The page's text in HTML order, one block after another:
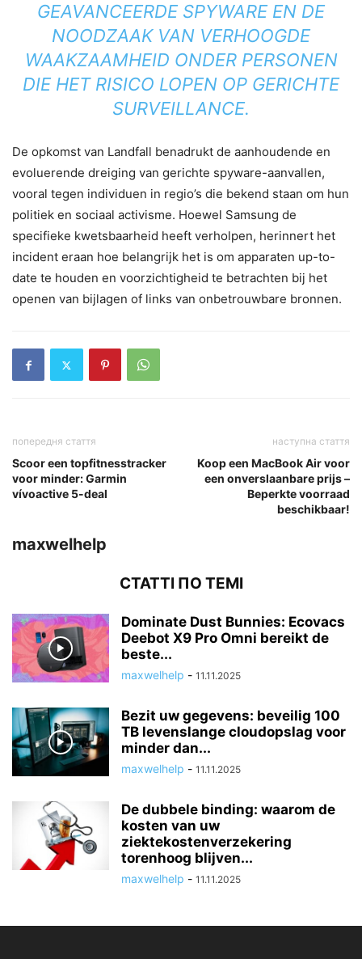
GEAVANCEERDE SPYWARE EN DE
NOODZAAK VAN VERHOOGDE
WAAKZAAMHEID ONDER PERSONEN
DIE HET RISICO LOPEN OP GERICHTE
SURVEILLANCE.
De opkomst van Landfall benadrukt de aanhoudende en
evoluerende dreiging van gerichte spyware-aanvallen,
vooral tegen individuen in regio’s die bekend staan ​​om hun
politiek en sociaal activisme. Hoewel Samsung de
specifieke kwetsbaarheid heeft verholpen, herinnert het
incident eraan hoe belangrijk het is om apparaten up-to-
date te houden en voorzichtigheid te betrachten bij het
openen van bijlagen of links van onbetrouwbare bronnen.
попередня стаття
Scoor een topfitnesstracker
voor minder: Garmin
vívoactive 5-deal
наступна стаття
Koop een MacBook Air voor
een onverslaanbare prijs –
Beperkte voorraad
beschikbaar!
maxwelhelp
СТАТТІ ПО ТЕМІ
Dominate Dust Bunnies: Ecovacs
Deebot X9 Pro Omni bereikt de
beste...
maxwelhelp - 11.11.2025
Bezit uw gegevens: beveilig 100
TB levenslange cloudopslag voor
minder dan...
maxwelhelp - 11.11.2025
De dubbele binding: waarom de
kosten van uw
ziektekostenverzekering
torenhoog blijven...
maxwelhelp - 11.11.2025